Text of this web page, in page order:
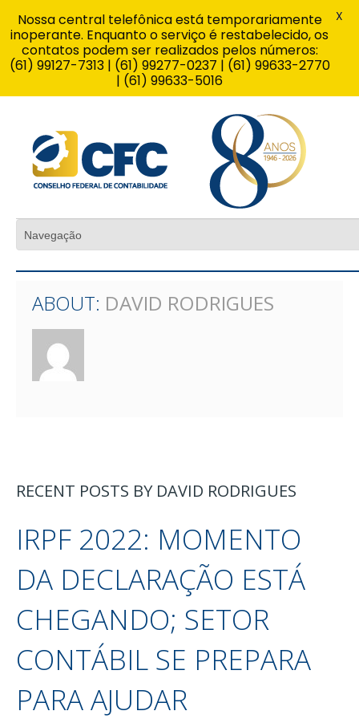
ABOUT: DAVID RODRIGUES
RECENT POSTS BY DAVID RODRIGUES
IRPF 2022: MOMENTO
DA DECLARAÇÃO ESTÁ
CHEGANDO; SETOR
CONTÁBIL SE PREPARA
PARA AJUDAR
Nossa central telefônica está temporariamente
inoperante. Enquanto o serviço é restabelecido, os
contatos podem ser realizados pelos números:
(61) 99127-7313 | (61) 99277-0237 | (61) 99633-2770
| (61) 99633-5016
X